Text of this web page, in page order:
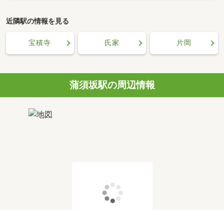
近隣駅の情報を見る
宝積寺 氏家 片岡
蒲須坂駅の周辺情報